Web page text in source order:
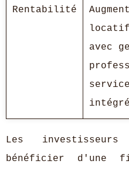
Rentabilité
locatif
avec
Les
bénéficier d'une